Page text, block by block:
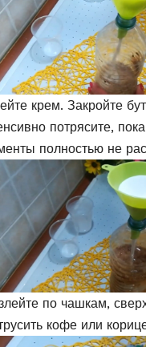
крем. Закройте
потрясите,
полностью не
по чашкам,
кофе или